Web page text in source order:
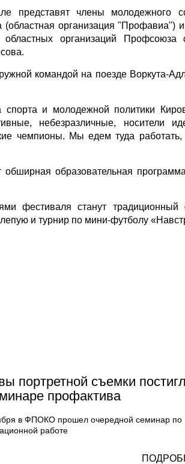
представят члены молодежного
организация "Профавиа")
областных организаций
командой на поезде Воркута-
спорта и молодежной политики
небезразличные, носители
чемпионы. Мы едем туда
обширная образовательная
фестиваля станут
и турнир по мини-футболу
портретной съемки
профактива
в ФПОКО прошел очередной семинар по
работе